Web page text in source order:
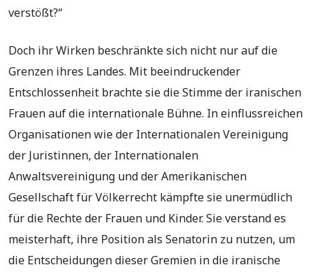
verstößt?“
Doch ihr Wirken beschränkte sich nicht nur auf die
Grenzen ihres Landes. Mit beeindruckender
Entschlossenheit brachte sie die Stimme der iranischen
Frauen auf die internationale Bühne. In einflussreichen
Organisationen wie der Internationalen Vereinigung
der Juristinnen, der Internationalen
Anwaltsvereinigung und der Amerikanischen
Gesellschaft für Völkerrecht kämpfte sie unermüdlich
für die Rechte der Frauen und Kinder. Sie verstand es
meisterhaft, ihre Position als Senatorin zu nutzen, um
die Entscheidungen dieser Gremien in die iranische